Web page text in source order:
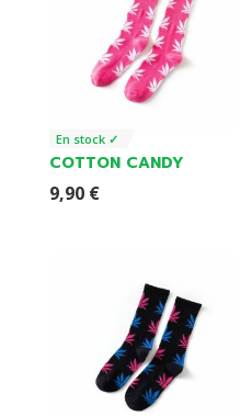
En stock ✓
COTTON CANDY
9,90 €